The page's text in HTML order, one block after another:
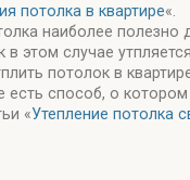
потолка в квартире«.
наиболее полезно
в этом случае
потолок в
есть способ, о
«Утепление потолка